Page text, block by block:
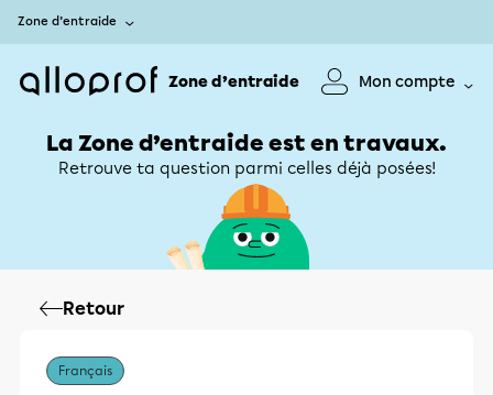
Zone d’entraide
Zone d’entraide Mon compte
La Zone d’entraide est en travaux.
Retrouve ta question parmi celles déjà posées!
Retour
Français